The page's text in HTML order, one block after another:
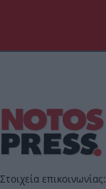
Στοιχεία επικοινωνίας: